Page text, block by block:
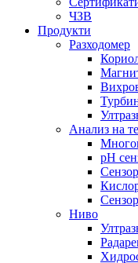
ЧЗВ
Продукти
Разходомер
Анализ на
pH
Ниво